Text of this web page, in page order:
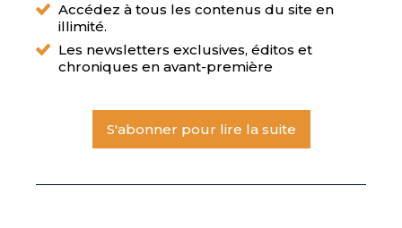
Accédez à tous les contenus du site en
illimité.
Les newsletters exclusives, éditos et
chroniques en avant-première
S'abonner pour lire la suite